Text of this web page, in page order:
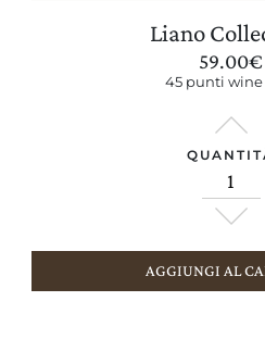
Liano
59.00€
45 punti
AGGIUNGI AL